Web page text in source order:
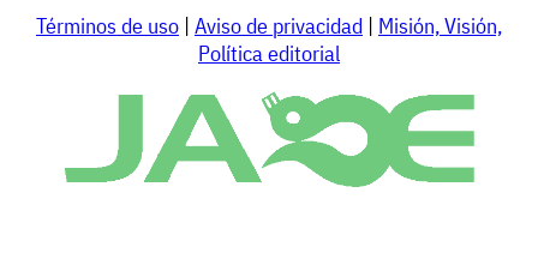
Términos de uso | Aviso de privacidad | Misión, Visión,
Política editorial